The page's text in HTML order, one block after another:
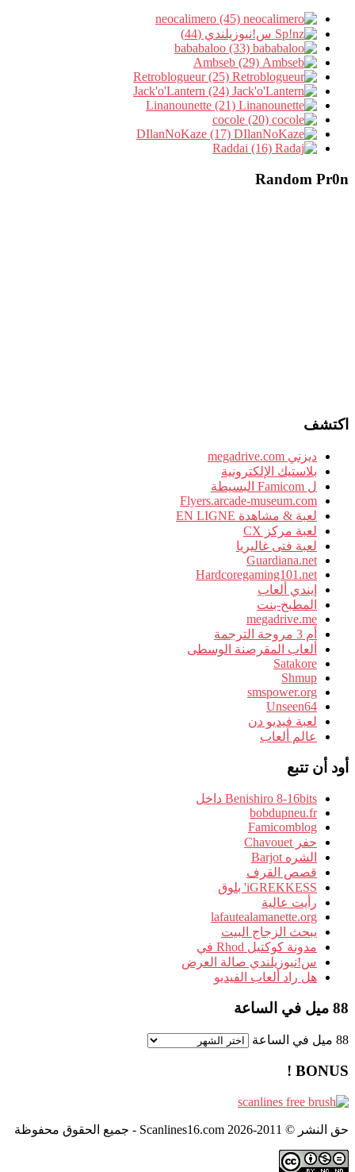
س!نيوزيلندي (44)
Random Pr0n
اكتشف
ديزني megadrive.com
بلاستيك الإلكترونية
ل Famicom البسيطة
Flyers.arcade-museum.com
لعبة & مشاهدة EN LIGNE
لعبة مركز CX
لعبة فتى غاليريا
Guardiana.net
Hardcoregaming101.net
إيندي ألعاب
المطبخ-بنت
megadrive.me
أم 3 مروحة الترجمة
ألعاب المقرصنة الوسطى
Satakore
Shmup
smspower.org
Unseen64
لعبة فيديو دن
عالم ألعاب
أود أن تتبع
Benishiro 8-16bits داخل
bobdupneu.fr
Famicomblog
حفر Chavouet
الشره Barjot
قصص القرف
iGREKKESS' بلوق
رأيت عالية
lafautealamanette.org
يبحث الزجاج البيت
مدونة كوكتيل Rhod في
س!نيوزيلندي صالة العرض
هل راد ألعاب الفيديو
88 ميل في الساعة
88 ميل في الساعة
BONUS !
حق النشر © 2011-2026 Scanlines16.com - جميع الحقوق محفوظة